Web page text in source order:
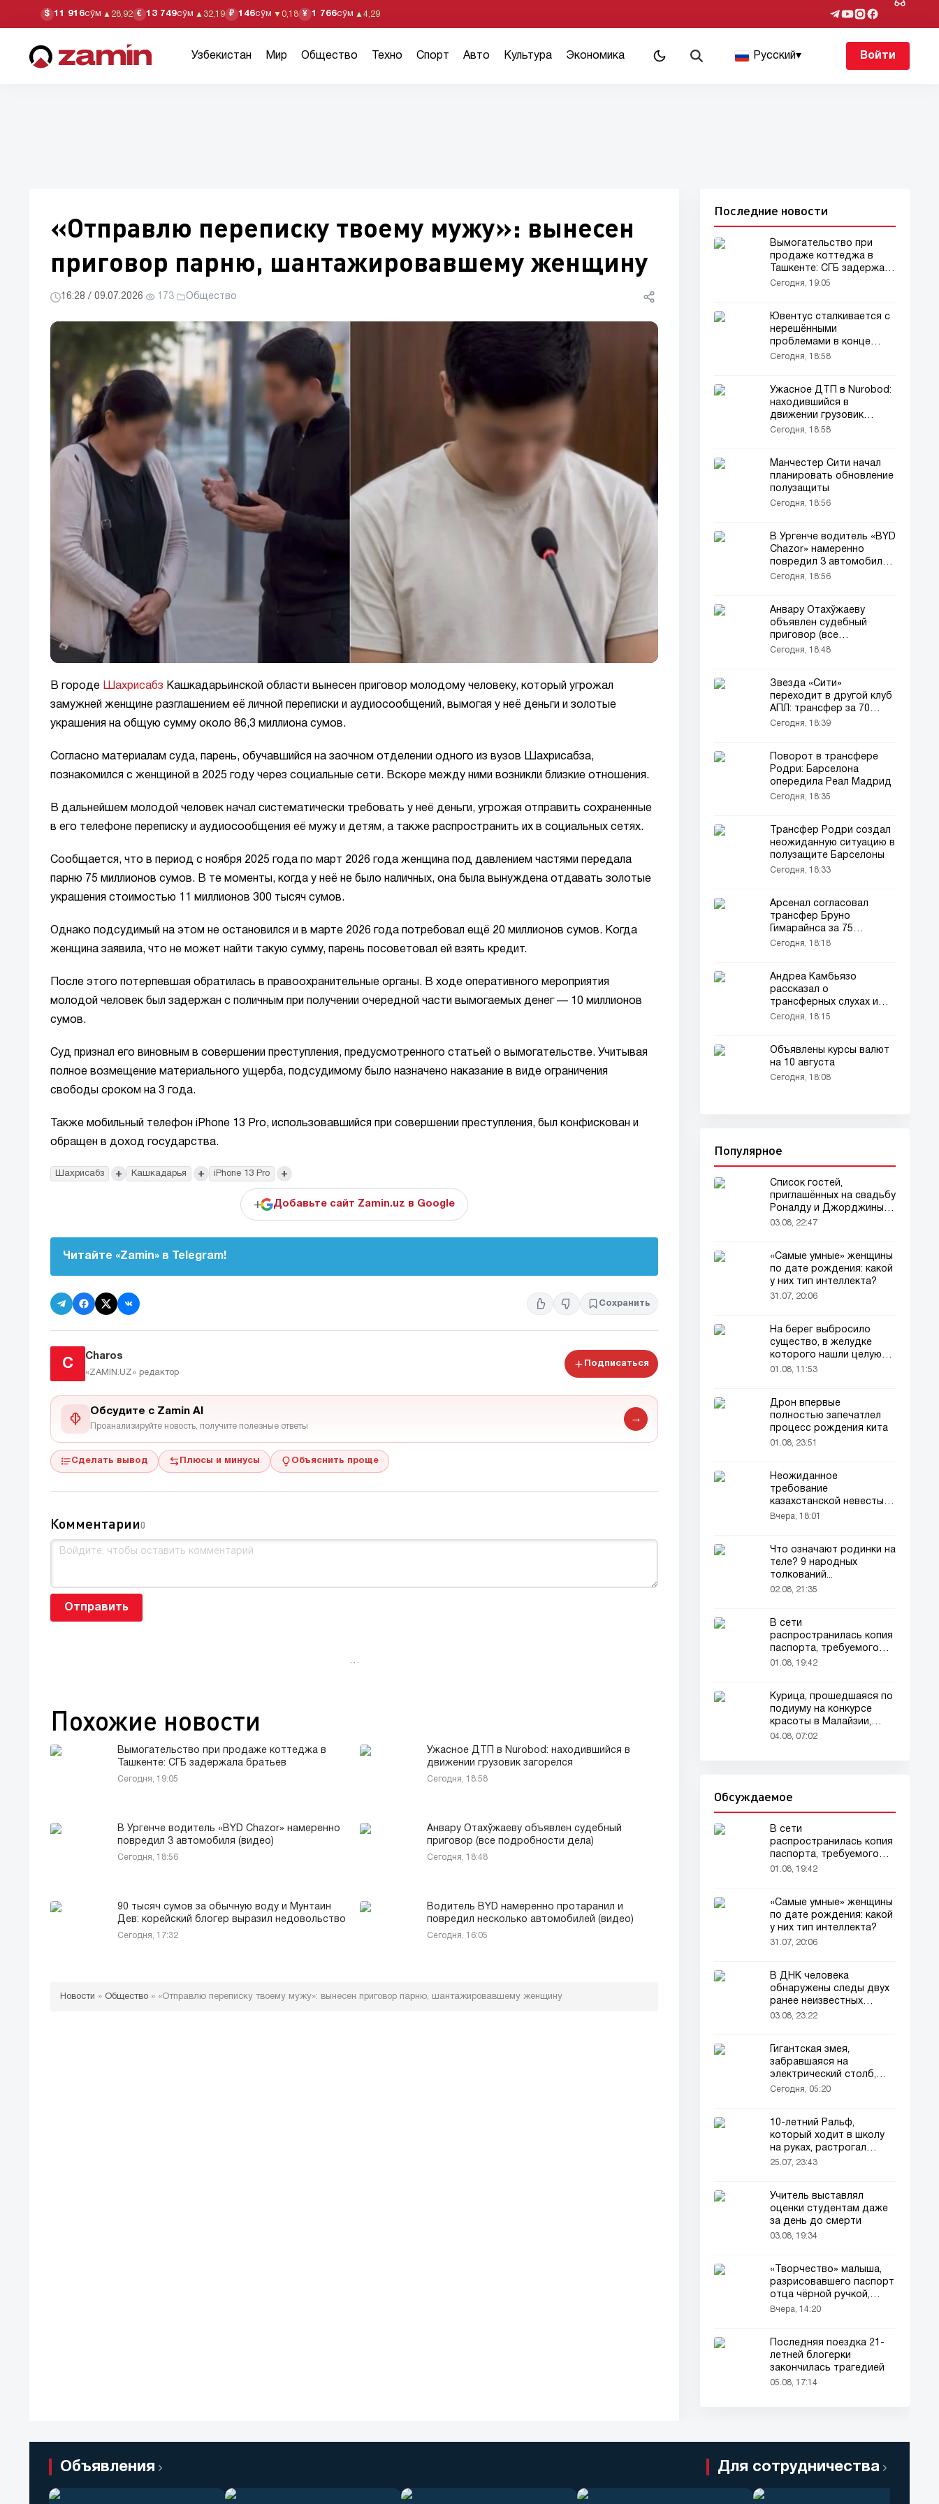
$ 11 916сўм ▲ 28,92 € 13 749сўм ▲ 32,19 ₽ 146сўм ▼ 0,18 ¥ 1 766сўм ▲ 4,29
Узбекистан Мир Общество Техно Спорт Авто Культура Экономика Русский▾ Войти
«Отправлю переписку твоему мужу»: вынесен
приговор парню, шантажировавшему женщину
16:28 / 09.07.2026· 173· Общество
В городе Шахрисабз Кашкадарьинской области вынесен приговор молодому человеку, который угрожал
замужней женщине разглашением её личной переписки и аудиосообщений, вымогая у неё деньги и золотые
украшения на общую сумму около 86,3 миллиона сумов.
Согласно материалам суда, парень, обучавшийся на заочном отделении одного из вузов Шахрисабза,
познакомился с женщиной в 2025 году через социальные сети. Вскоре между ними возникли близкие отношения.
В дальнейшем молодой человек начал систематически требовать у неё деньги, угрожая отправить сохраненные
в его телефоне переписку и аудиосообщения её мужу и детям, а также распространить их в социальных сетях.
Сообщается, что в период с ноября 2025 года по март 2026 года женщина под давлением частями передала
парню 75 миллионов сумов. В те моменты, когда у неё не было наличных, она была вынуждена отдавать золотые
украшения стоимостью 11 миллионов 300 тысяч сумов.
Однако подсудимый на этом не остановился и в марте 2026 года потребовал ещё 20 миллионов сумов. Когда
женщина заявила, что не может найти такую сумму, парень посоветовал ей взять кредит.
После этого потерпевшая обратилась в правоохранительные органы. В ходе оперативного мероприятия
молодой человек был задержан с поличным при получении очередной части вымогаемых денег — 10 миллионов
сумов.
Суд признал его виновным в совершении преступления, предусмотренного статьей о вымогательстве. Учитывая
полное возмещение материального ущерба, подсудимому было назначено наказание в виде ограничения
свободы сроком на 3 года.
Также мобильный телефон iPhone 13 Pro, использовавшийся при совершении преступления, был конфискован и
обращен в доход государства.
Шахрисабз + Кашкадарья + iPhone 13 Pro +
+ Добавьте сайт Zamin.uz в Google
Читайте «Zamin» в Telegram!
Сохранить
C
Charos
«ZAMIN.UZ» редактор
Подписаться
Обсудите с Zamin AI
Проанализируйте новость, получите полезные ответы
→
Сделать вывод Плюсы и минусы Объяснить проще
Комментарии0
Отправить
…
Похожие новости
Вымогательство при продаже коттеджа в
Ташкенте: СГБ задержала братьев
Сегодня, 19:05
Ужасное ДТП в Nurobod: находившийся в
движении грузовик загорелся
Сегодня, 18:58
В Ургенче водитель «BYD Chazor» намеренно
повредил 3 автомобиля (видео)
Сегодня, 18:56
Анвару Отахўжаеву объявлен судебный
приговор (все подробности дела)
Сегодня, 18:48
90 тысяч сумов за обычную воду и Мунтаин
Дев: корейский блогер выразил недовольство
Сегодня, 17:32
Водитель BYD намеренно протаранил и
повредил несколько автомобилей (видео)
Сегодня, 16:05
Новости » Общество » «Отправлю переписку твоему мужу»: вынесен приговор парню, шантажировавшему женщину
Последние новости
Вымогательство при
продаже коттеджа в
Ташкенте: СГБ задержала
братьев
Сегодня, 19:05
Ювентус сталкивается с
нерешёнными
проблемами в конце
трансферного окна
Сегодня, 18:58
Ужасное ДТП в Nurobod:
находившийся в
движении грузовик
загорелся
Сегодня, 18:58
Манчестер Сити начал
планировать обновление
полузащиты
Сегодня, 18:56
В Ургенче водитель «BYD
Chazor» намеренно
повредил 3 автомобиля
(видео)
Сегодня, 18:56
Анвару Отахўжаеву
объявлен судебный
приговор (все
подробности дела)
Сегодня, 18:48
Звезда «Сити»
переходит в другой клуб
АПЛ: трансфер за 70
миллионов евро
Сегодня, 18:39
Поворот в трансфере
Родри: Барселона
опередила Реал Мадрид
Сегодня, 18:35
Трансфер Родри создал
неожиданную ситуацию в
полузащите Барселоны
Сегодня, 18:33
Арсенал согласовал
трансфер Бруно
Гимарайнса за 75
миллионов фунтов
Сегодня, 18:18
Андреа Камбьязо
рассказал о
трансферных слухах и
целях в «Ювентусе»
Сегодня, 18:15
Объявлены курсы валют
на 10 августа
Сегодня, 18:08
Популярное
Список гостей,
приглашённых на свадьбу
Роналду и Джорджины,
вызвал ажиотаж
03.08, 22:47
«Самые умные» женщины
по дате рождения: какой
у них тип интеллекта?
31.07, 20:06
На берег выбросило
существо, в желудке
которого нашли целую
добычу
01.08, 11:53
Дрон впервые
полностью запечатлел
процесс рождения кита
01.08, 23:51
Неожиданное
требование
казахстанской невесты в
качестве махра удивило
Вчера, 18:01
Что означают родинки на
теле? 9 народных
толкований...
02.08, 21:35
В сети
распространилась копия
паспорта, требуемого
для домашних животных
01.08, 19:42
Курица, прошедшаяся по
подиуму на конкурсе
красоты в Малайзии,
привлекла внимание
04.08, 07:02
Обсуждаемое
В сети
распространилась копия
паспорта, требуемого
для домашних животных
01.08, 19:42
«Самые умные» женщины
по дате рождения: какой
у них тип интеллекта?
31.07, 20:06
В ДНК человека
обнаружены следы двух
ранее неизвестных
предков
03.08, 23:22
Гигантская змея,
забравшаяся на
электрический столб,
погибла от удара током
Сегодня, 05:20
10-летний Ральф,
который ходит в школу
на руках, растрогал
пользователей соцсетей
25.07, 23:43
Учитель выставлял
оценки студентам даже
за день до смерти
03.08, 19:34
«Творчество» малыша,
разрисовавшего паспорт
отца чёрной ручкой,
привлекло всеобщее
Вчера, 14:20
Последняя поездка 21-
летней блогерки
закончилась трагедией
05.08, 17:14
Объявления Для сотрудничества